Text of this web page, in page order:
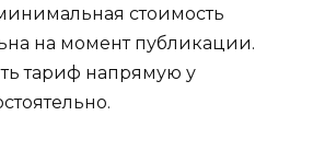
стоимость
на момент публикации.
тариф напрямую у